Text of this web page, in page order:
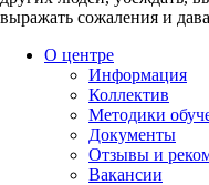
выражать сожаления и
О центре
Информация
Коллектив
Методики
Документы
Отзывы и
Вакансии